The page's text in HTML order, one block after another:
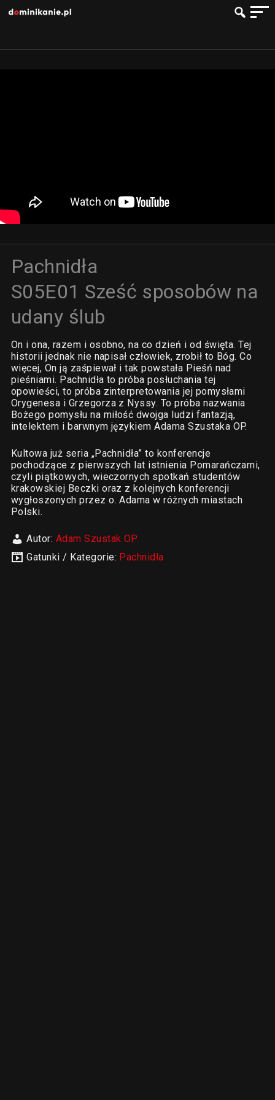
Pachnidła
S05E01 Sześć sposobów na
udany ślub
On i ona, razem i osobno, na co dzień i od święta. Tej
historii jednak nie napisał człowiek, zrobił to Bóg. Co
więcej, On ją zaśpiewał i tak powstała Pieśń nad
pieśniami. Pachnidła to próba posłuchania tej
opowieści, to próba zinterpretowania jej pomysłami
Orygenesa i Grzegorza z Nyssy. To próba nazwania
Bożego pomysłu na miłość dwojga ludzi fantazją,
intelektem i barwnym językiem Adama Szustaka OP.
Kultowa już seria „Pachnidła” to konferencje
pochodzące z pierwszych lat istnienia Pomarańczarni,
czyli piątkowych, wieczornych spotkań studentów
krakowskiej Beczki oraz z kolejnych konferencji
wygłoszonych przez o. Adama w różnych miastach
Polski.
Autor: Adam Szustak OP
Gatunki / Kategorie: Pachnidła